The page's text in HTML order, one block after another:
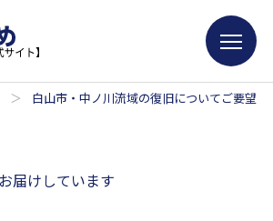
＞ 白山市・中ノ川流域の復旧についてご要望
届けしています